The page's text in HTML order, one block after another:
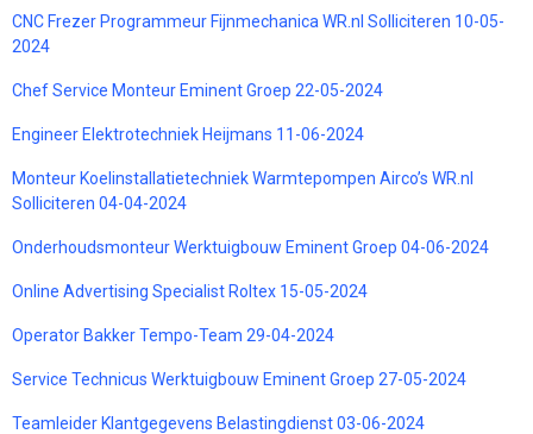
CNC Frezer Programmeur Fijnmechanica WR.nl Solliciteren 10-05-
2024
Chef Service Monteur Eminent Groep 22-05-2024
Engineer Elektrotechniek Heijmans 11-06-2024
Monteur Koelinstallatietechniek Warmtepompen Airco’s WR.nl
Solliciteren 04-04-2024
Onderhoudsmonteur Werktuigbouw Eminent Groep 04-06-2024
Online Advertising Specialist Roltex 15-05-2024
Operator Bakker Tempo-Team 29-04-2024
Service Technicus Werktuigbouw Eminent Groep 27-05-2024
Teamleider Klantgegevens Belastingdienst 03-06-2024